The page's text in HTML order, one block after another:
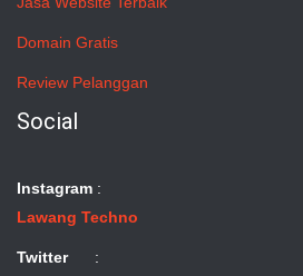
Domain Gratis
Review Pelanggan
Social
Instagram :
Lawang Techno
Twitter: